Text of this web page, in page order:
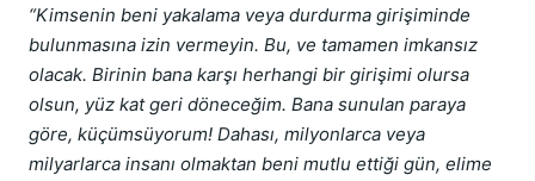
“Kimsenin beni yakalama veya durdurma girişiminde
bulunmasına izin vermeyin. Bu, ve tamamen imkansız
olacak. Birinin bana karşı herhangi bir girişimi olursa
olsun, yüz kat geri döneceğim. Bana sunulan paraya
göre, küçümsüyorum! Dahası, milyonlarca veya
milyarlarca insanı olmaktan beni mutlu ettiği gün, elime